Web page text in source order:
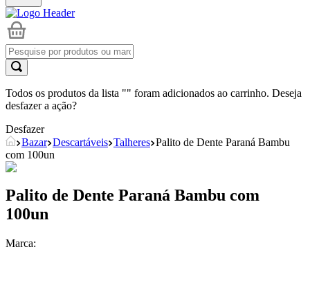
Todos os produtos da lista "" foram adicionados ao carrinho. Deseja
desfazer a ação?
Desfazer
Bazar Descartáveis Talheres Palito de Dente Paraná Bambu
com 100un
Palito de Dente Paraná Bambu com
100un
Marca: